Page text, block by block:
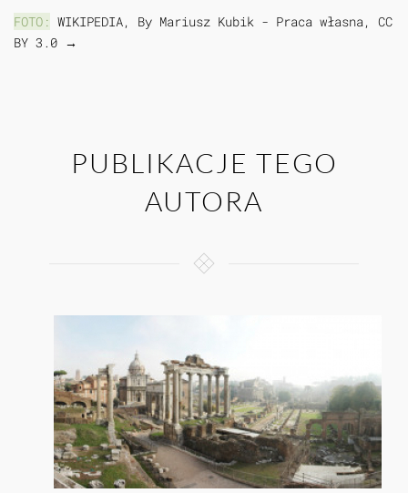
FOTO: WIKIPEDIA, By Mariusz Kubik - Praca własna, CC
BY 3.0 →
PUBLIKACJE TEGO
AUTORA